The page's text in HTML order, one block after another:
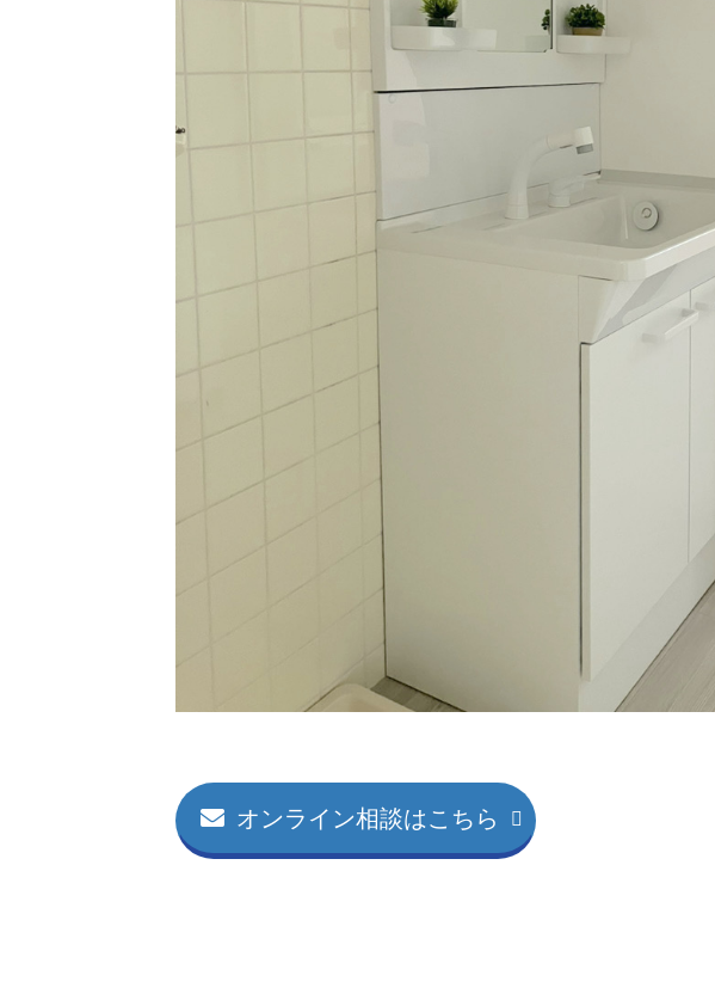
オンライン相談はこちら